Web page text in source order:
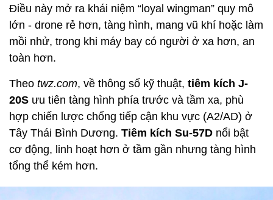
Điều này mở ra khái niệm “loyal wingman” quy mô
lớn - drone rẻ hơn, tàng hình, mang vũ khí hoặc làm
mồi nhử, trong khi máy bay có người ở xa hơn, an
toàn hơn.
Theo twz.com, về thông số kỹ thuật, tiêm kích J-
20S ưu tiên tàng hình phía trước và tầm xa, phù
hợp chiến lược chống tiếp cận khu vực (A2/AD) ở
Tây Thái Bình Dương. Tiêm kích Su-57D nổi bật
cơ động, linh hoạt hơn ở tầm gần nhưng tàng hình
tổng thể kém hơn.